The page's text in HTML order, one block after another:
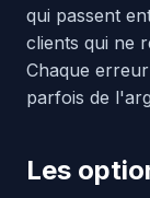
qui passent
clients qui ne
Chaque
parfois de
Les